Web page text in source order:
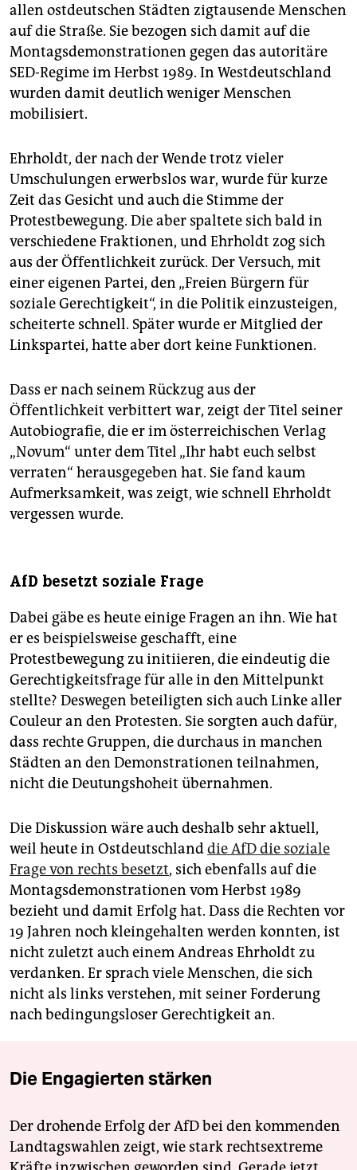
allen ostdeutschen Städten zigtausende Menschen
auf die Straße. Sie bezogen sich damit auf die
Montagsdemonstrationen gegen das autoritäre
SED-Regime im Herbst 1989. In Westdeutschland
wurden damit deutlich weniger Menschen
mobilisiert.
Ehrholdt, der nach der Wende trotz vieler
Umschulungen erwerbslos war, wurde für kurze
Zeit das Gesicht und auch die Stimme der
Protestbewegung. Die aber spaltete sich bald in
verschiedene Fraktionen, und Ehrholdt zog sich
aus der Öffentlichkeit zurück. Der Versuch, mit
einer eigenen Partei, den „Freien Bürgern für
soziale Gerechtigkeit“, in die Politik einzusteigen,
scheiterte schnell. Später wurde er Mitglied der
Linkspartei, hatte aber dort keine Funktionen.
Dass er nach seinem Rückzug aus der
Öffentlichkeit verbittert war, zeigt der Titel seiner
Autobiografie, die er im österreichischen Verlag
„Novum“ unter dem Titel „Ihr habt euch selbst
verraten“ herausgegeben hat. Sie fand kaum
Aufmerksamkeit, was zeigt, wie schnell Ehrholdt
vergessen wurde.
AfD besetzt soziale Frage
Dabei gäbe es heute einige Fragen an ihn. Wie hat
er es beispielsweise geschafft, eine
Protestbewegung zu initiieren, die eindeutig die
Gerechtigkeitsfrage für alle in den Mittelpunkt
stellte? Deswegen beteiligten sich auch Linke aller
Couleur an den Protesten. Sie sorgten auch dafür,
dass rechte Gruppen, die durchaus in manchen
Städten an den Demonstrationen teilnahmen,
nicht die Deutungshoheit übernahmen.
Die Diskussion wäre auch deshalb sehr aktuell,
weil heute in Ostdeutschlanddie AfD die soziale
Frage von rechts besetzt, sich ebenfalls auf die
Montagsdemonstrationen vom Herbst 1989
bezieht und damit Erfolg hat. Dass die Rechten vor
19 Jahren noch kleingehalten werden konnten, ist
nicht zuletzt auch einem Andreas Ehrholdt zu
verdanken. Er sprach viele Menschen, die sich
nicht als links verstehen, mit seiner Forderung
nach bedingungsloser Gerechtigkeit an.
Die Engagierten stärken
Der drohende Erfolg der AfD bei den kommenden
Landtagswahlen zeigt, wie stark rechtsextreme